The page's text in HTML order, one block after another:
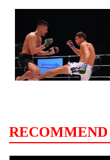
RECOMMEND